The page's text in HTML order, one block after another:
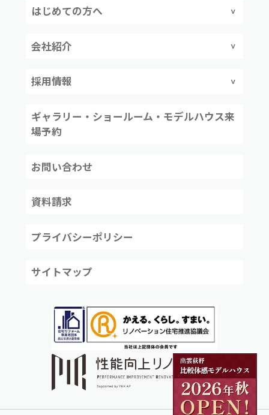
はじめての方へ
会社紹介
採用情報
ギャラリー・ショールーム・モデルハウス来
場予約
お問い合わせ
資料請求
プライバシーポリシー
サイトマップ